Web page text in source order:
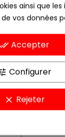
Gousset de 50mm épaisseur 3mm
ainsi que les
vos données
Accepter
Configurer
clear Rejeter